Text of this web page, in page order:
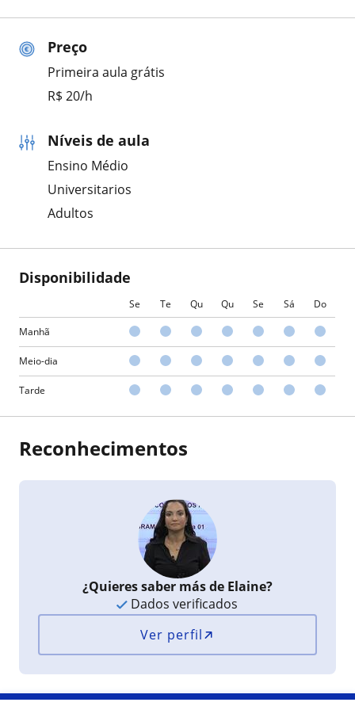
Preço
Primeira aula grátis
R$ 20/h
Níveis de aula
Ensino Médio
Universitarios
Adultos
Disponibilidade
Se Te Qu Qu Se Sá Do
Manhã
Meio-dia
Tarde
Reconhecimentos
¿Quieres saber más de Elaine?
Dados verificados
Ver perfil